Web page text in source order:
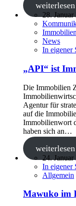
weiterlesen
28. Januar
News
In eigener
„API“ ist
Die Immobilien
Agentur für
auf die
Immobilienwort
haben sich an…
weiterlesen
24. Januar
In eigener
Allgemein
Mawuko im